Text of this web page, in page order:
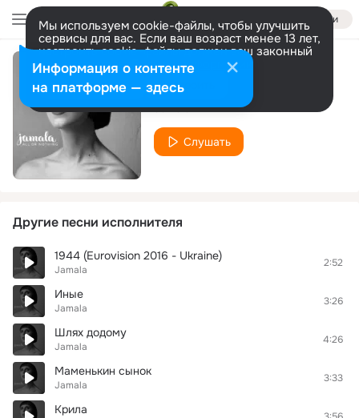
Войти
Мы используем cookie-файлы, чтобы улучшить
сервисы для вас. Если ваш возраст менее 13 лет,
настроить cookie-файлы должен ваш законный
представитель. Больше информации
Разрешить все Настроить
Find Me
Jamala
Слушать
Другие песни исполнителя
1944 (Eurovision 2016 - Ukraine)
Jamala
2:52
Иные
Jamala
3:26
Шлях додому
Jamala
4:26
Маменькин сынок
Jamala
3:33
Крила
Информация о контенте
на платформе — здесь